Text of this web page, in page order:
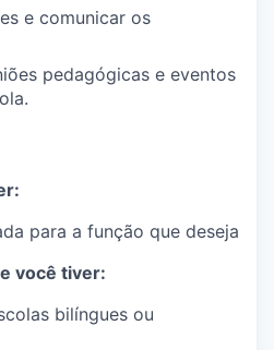
e comunicar os
pedagógicas e eventos
para a função que deseja
você tiver:
bilíngues ou